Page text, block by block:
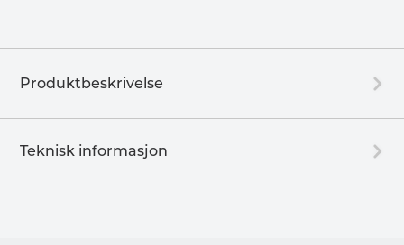
Produktbeskrivelse
Teknisk informasjon